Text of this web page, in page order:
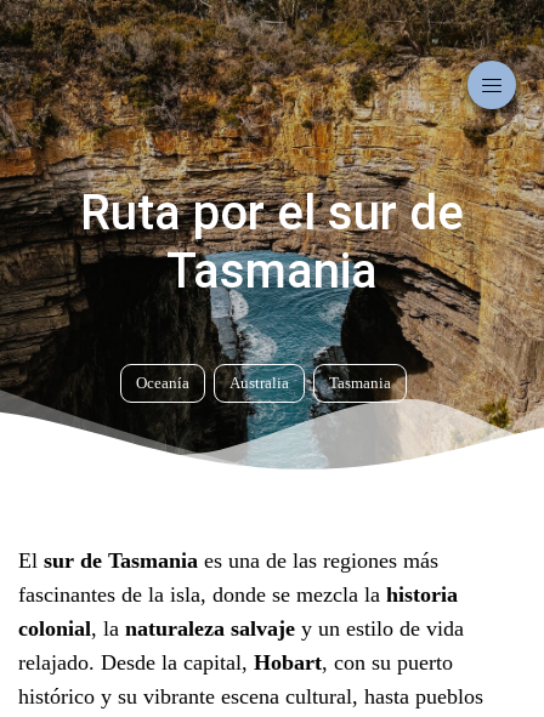
Oceanía Australia Tasmania
Ruta por el sur de
Tasmania
El sur de Tasmania es una de las regiones más
fascinantes de la isla, donde se mezcla la historia
colonial, la naturaleza salvaje y un estilo de vida
relajado. Desde la capital, Hobart, con su puerto
histórico y su vibrante escena cultural, hasta pueblos